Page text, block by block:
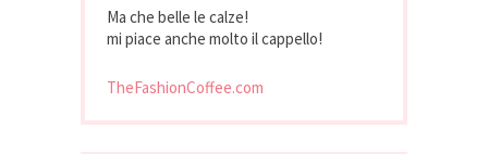
Ma che belle le calze!
mi piace anche molto il cappello!
TheFashionCoffee.com